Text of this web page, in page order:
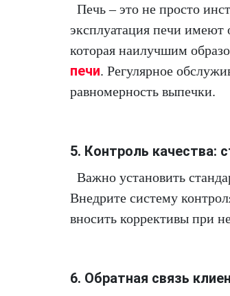
Печь – это не просто
эксплуатация печи имеют
которая наилучшим
печи. Регулярное
равномерность выпечки.
5. Контроль качества:
Важно установить
Внедрите систему
вносить коррективы при
6. Обратная связь